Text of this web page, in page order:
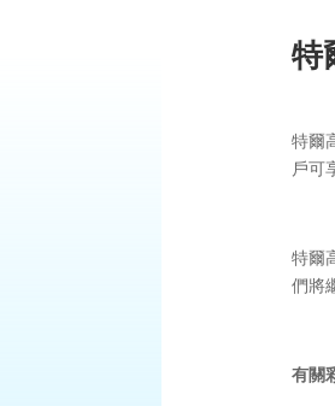
特
特爾
戶可
特爾
們將
有關